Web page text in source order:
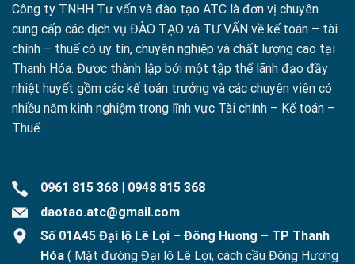
Công ty TNHH Tư vấn và đào tạo ATC là đơn vị chuyên
cung cấp các dịch vụ ĐÀO TẠO và TƯ VẤN về kế toán – tài
chính – thuế có uy tín, chuyên nghiệp và chất lượng cao tại
Thanh Hóa. Được thành lập bởi một tập thể lãnh đạo đầy
nhiệt huyết gồm các kế toán trưởng và các chuyên viên có
nhiều năm kinh nghiệm trong lĩnh vực Tài chính – Kế toán –
Thuế.
0961 815 368
0948 815 368
daotao.atc@gmail.com
Số 01A45 Đại lộ Lê Lợi – Đông Hương – TP Thanh
Hóa ( Mặt đường Đại lộ Lê Lợi, cách cầu Đông Hương